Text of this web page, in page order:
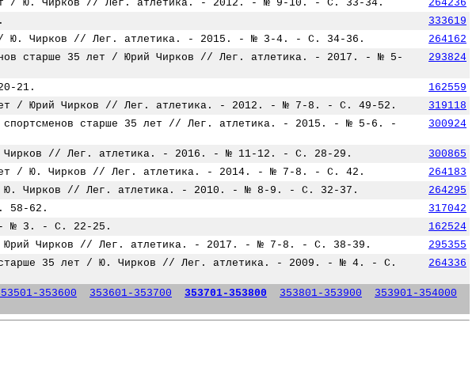
лет / Ю. Чирков // Лег. атлетика. - 2012. - № 9-10. - С. 33-34.
264236
333619
/ Ю. Чирков // Лег. атлетика. - 2015. - № 3-4. - С. 34-36.
264162
старше 35 лет / Юрий Чирков // Лег. атлетика. - 2017. - № 5-
293824
21.
162559
лет / Юрий Чирков // Лег. атлетика. - 2012. - № 7-8. - С. 49-52.
319118
спортсменов старше 35 лет // Лег. атлетика. - 2015. - № 5-6. -
300924
Чирков // Лег. атлетика. - 2016. - № 11-12. - С. 28-29.
300865
лет / Ю. Чирков // Лег. атлетика. - 2014. - № 7-8. - С. 42.
264183
/ Ю. Чирков // Лег. атлетика. - 2010. - № 8-9. - С. 32-37.
264295
58-62.
317042
- № 3. - С. 22-25.
162524
; Юрий Чирков // Лег. атлетика. - 2017. - № 7-8. - С. 38-39.
295355
старше 35 лет / Ю. Чирков // Лег. атлетика. - 2009. - № 4. - С.
264336
353600 353601-353700 353701-353800 353801-353900
353901-354000